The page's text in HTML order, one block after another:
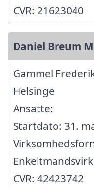
CVR: 21623040
Daniel Breum
Gammel
Helsinge
Ansatte:
Startdato: 31.
CVR: 42423742